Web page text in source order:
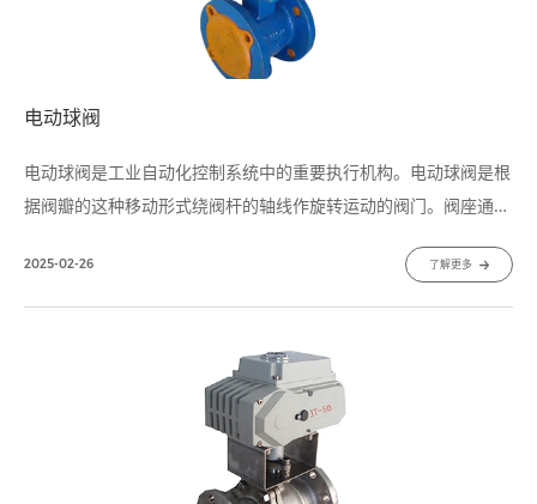
电动球阀
电动球阀是工业自动化控制系统中的重要执行机构。电动球阀是根
据阀瓣的这种移动形式绕阀杆的轴线作旋转运动的阀门。阀座通口
介质，亦可用于流体的调节与控制，是工业自动化过程控制的一种
管道压元件。
2025-02-26 了解更多